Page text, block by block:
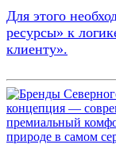
Для этого
ресурсы» к
клиенту».